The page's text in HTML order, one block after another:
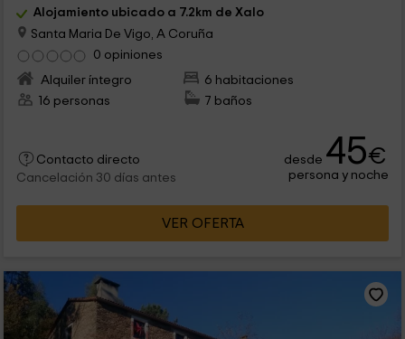
Alojamiento ubicado a 7.2km de Xalo
Santa Maria De Vigo, A Coruña
0 opiniones
Alquiler íntegro
6 habitaciones
16 personas
7 baños
Contacto directo
Cancelación 30 días antes
desde 45€
persona y noche
VER OFERTA